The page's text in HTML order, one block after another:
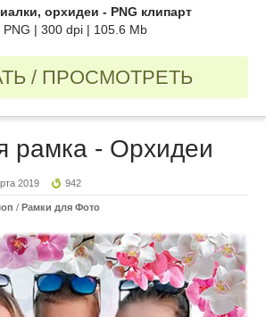
орхидеи - PNG клипарт
PNG | 300 dpi | 105.6 Mb
/ ПРОСМОТРЕТЬ
рамка - Орхидеи
2019 942
/ Рамки для Фото